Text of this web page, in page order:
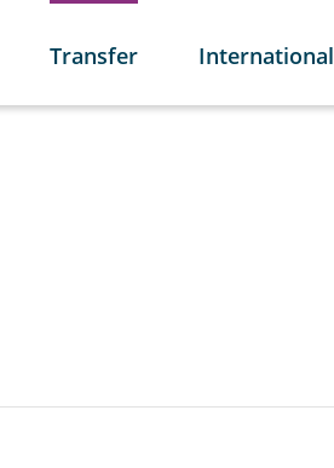
Transfer International